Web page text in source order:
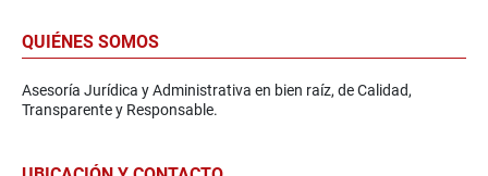
QUIÉNES SOMOS
Asesoría Jurídica y Administrativa en bien raíz, de Calidad,
Transparente y Responsable.